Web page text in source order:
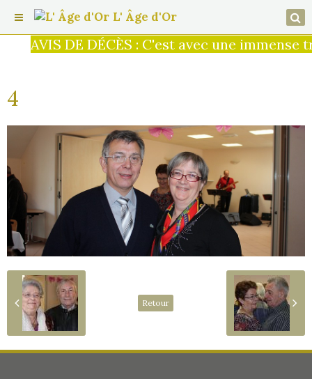
AVIS DE DÉCÈS : C'est avec une
L' Âge d'Or
4
Retour